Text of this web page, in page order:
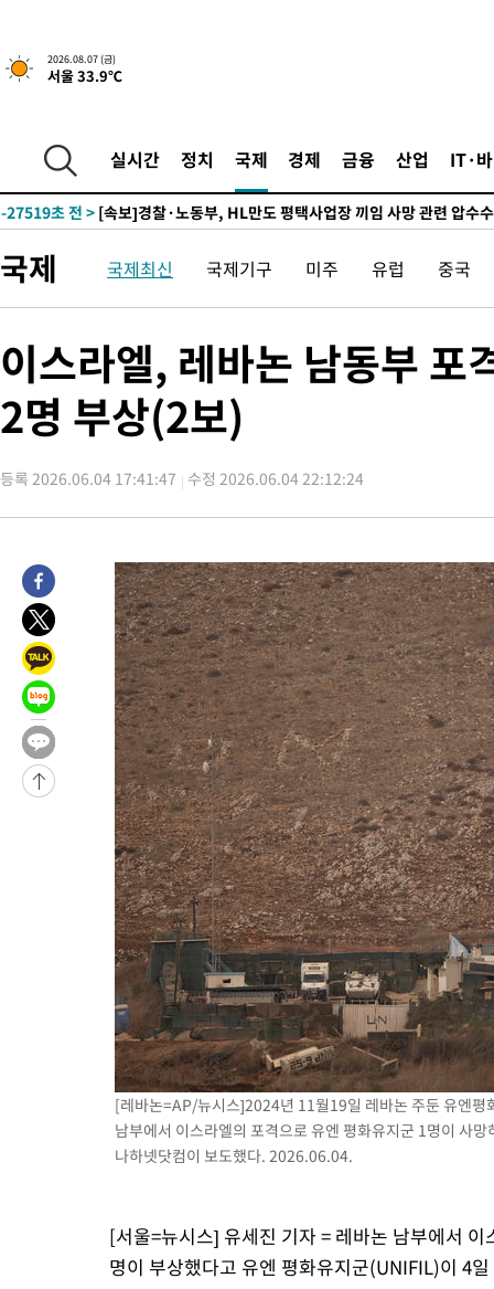
2026.08.07 (금)
서울 33.9℃
실시간 정치 국제 경제 금융 산업 IT·
-12898초 전 >[속보] 뉴욕증시, 일제 하락 마감…나스닥 0.06%↓
-29812초 전 >
[속보]'300억원대 사기 혐의' 차가원 대표 구속 송치
-29006초 전 >
-27519초 전 > [속보]경찰·노동부, HL만도 평택사업장 끼임 사망 관련 압수
압수수색
-27155초 전 >
[속보]원·달러 환율, 오전 9시 1423.8원
-26951초 전 >[속보]삼성전자·SK하이닉스 동반 강보합…1%대 상승 출발
-26905초 전 >[속보]코스피, 6300선 재탈환…1.09% 오른 6365.07 개장
-24070초 전 >시리아 다마스쿠스 교외에서 미니버스 폭발.. 14명 부상, 3명
태
-23368초 전 >입추에도 극한더위…서울 낮 39도 '폭염중대경보'
례 큰 폭발음
-17047초 전 >[속보]美, 폴리실리콘 수입 규제…파생제품 15% 관세, 120일
발효
-15198초 전 >[속보]트럼프, 美 원정출산 금지 행정명령 서명
-30562초 전 >
민주 콩고 에볼라환자 4천명 돌파, 4053명 발생 1850명 사망
-29812초 전 >
[속보]'300억원대 사기 혐의' 차가원 대표 구속 송치
-29006초 전 >
"미 전국적 살모네라 식중독 원인은 멕시코산 할라피뇨"--
-27519초 전 >
[속보]경찰·노동부, HL만도 평택사업장 끼임 사망 관련 압수
-27400초 전 >
[속보]합수본, '투표율 허위 입력' 중앙·서울·경기도 선관위
압수수색
-27155초 전 >
[속보]원·달러 환율, 오전 9시 1423.8원
-26951초 전 >
[속보]삼성전자·SK하이닉스 동반 강보합…1%대 상승 출발
-26937초 전 >
[속보]코스닥, 5.95포인트(0.74%) 상승한 807.62개장
[속보]코스피, 6300선 재탈환…1.09% 오른 6365.07 개장
시리아 다마스쿠스 교외에서 미니버스 폭발.. 14명 부상, 3명
입추에도 극한더위…서울 낮 39도 '폭염중대경보'
이란, 호르무즈서 "적국 목표물들"과 대치로 남부 케슘섬에서
[속보]美, 폴리실리콘 수입 규제…파생제품 15% 관세, 120일
[속보]트럼프, 美 원정출산 금지 행정명령 서명
[속보] 뉴욕증시, 일제 하락 마감…나스닥 0.06%↓
국제 국제최신 국제기구 미주 유럽 중국
이스라엘, 레바논 남동부
2명 부상(2보)
등록 2026.06.04 17:41:47 수정 2026.06.04 22:12:24
[레바논=AP/뉴시스]2024년 11월19일 레바논 주둔 유엔
남부에서 이스라엘의 포격으로 유엔 평화유지군 1명이 사
나하넷닷컴이 보도했다. 2026.06.04.
[서울=뉴시스] 유세진 기자 = 레바논 남부에서
명이 부상했다고 유엔 평화유지군(UNIFIL)이 4